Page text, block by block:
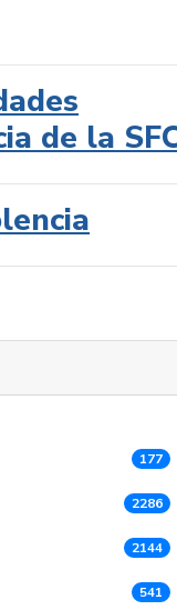
de la
177
2286
2144
541